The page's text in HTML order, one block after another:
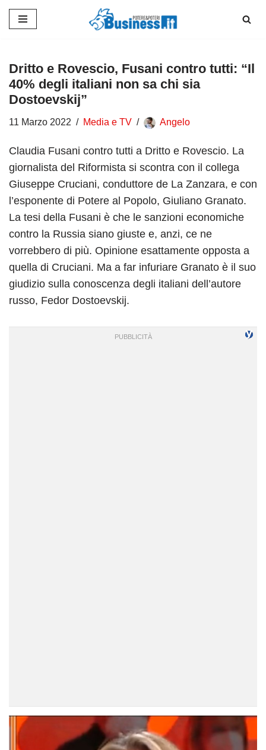
contenuto
Dritto e Rovescio, Fusani contro tutti: “Il
40% degli italiani non sa chi sia
Dostoevskij”
11 Marzo 2022 Media e TV Angelo
Claudia Fusani contro tutti a Dritto e Rovescio. La
giornalista del Riformista si scontra con il collega
Giuseppe Cruciani, conduttore de La Zanzara, e con
l’esponente di Potere al Popolo, Giuliano Granato.
La tesi della Fusani è che le sanzioni economiche
contro la Russia siano giuste e, anzi, ce ne
vorrebbero di più. Opinione esattamente opposta a
quella di Cruciani. Ma a far infuriare Granato è il suo
giudizio sulla conoscenza degli italiani dell’autore
russo, Fedor Dostoevskij.